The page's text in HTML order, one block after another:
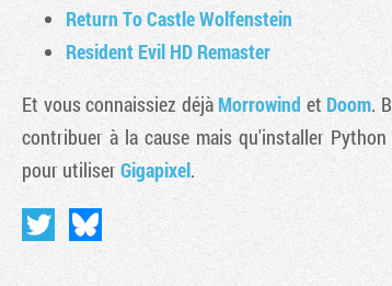
Return To Castle Wolfenstein
Resident Evil HD Remaster
Et vous connaissiez déjàMorrowind et Doom.
contribuer à la cause mais qu'installer
pour utiliserGigapixel.